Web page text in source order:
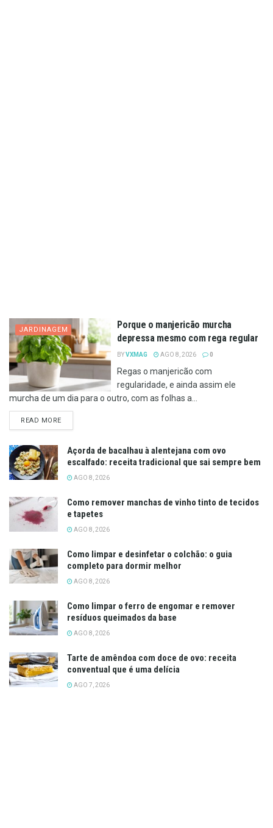
JARDINAGEM
Porque o manjericão murcha
depressa mesmo com rega regular
BYVXMAG AGO 8, 2026 0
Regas o manjericão com
regularidade, e ainda assim ele
murcha de um dia para o outro, com as folhas a...
READ MOREDETAILS
Açorda de bacalhau à alentejana com ovo
escalfado: receita tradicional que sai sempre bem
AGO 8, 2026
Como remover manchas de vinho tinto de tecidos
e tapetes
AGO 8, 2026
Como limpar e desinfetar o colchão: o guia
completo para dormir melhor
AGO 8, 2026
Como limpar o ferro de engomar e remover
resíduos queimados da base
AGO 8, 2026
Tarte de amêndoa com doce de ovo: receita
conventual que é uma delícia
AGO 7, 2026